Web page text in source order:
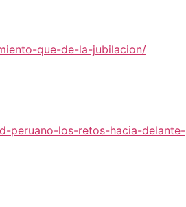
que-de-la-jubilacion/
peruano-los-retos-hacia-delante-